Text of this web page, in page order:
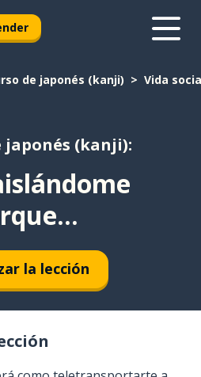
de japonés (kanji) Vida
japonés (kanji):
la lección